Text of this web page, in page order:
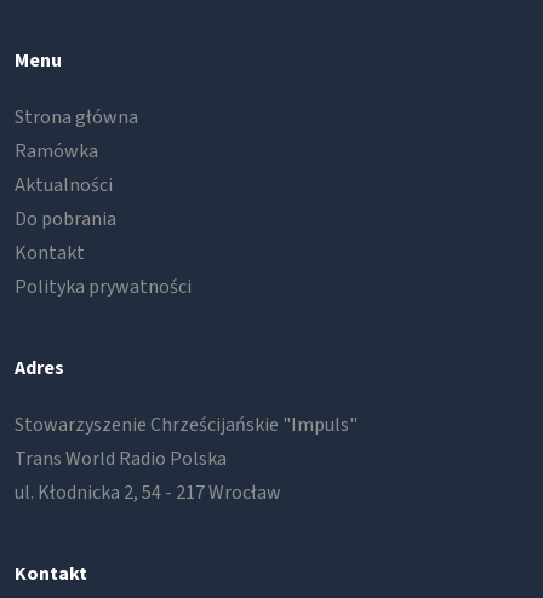
Menu
Strona główna
Ramówka
Aktualności
Do pobrania
Kontakt
Polityka prywatności
Adres
Stowarzyszenie Chrześcijańskie "Impuls"
Trans World Radio Polska
ul. Kłodnicka 2, 54 - 217 Wrocław
Kontakt